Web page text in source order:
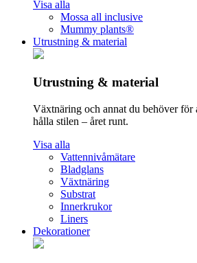
Visa alla
Mossa all inclusive
Mummy plants®
Utrustning & material
Utrustning & material
Växtnäring och annat du behöver för
hålla stilen – året runt.
Visa alla
Vattennivåmätare
Bladglans
Växtnäring
Substrat
Innerkrukor
Liners
Dekorationer